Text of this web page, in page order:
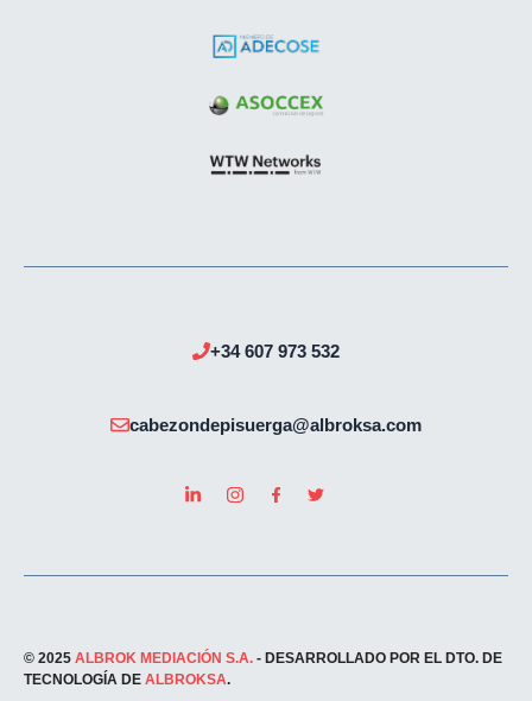
+34 607 973 532
cabezondepisuerga@albroksa.com
© 2025 ALBROK MEDIACIÓN S.A. - DESARROLLADO POR EL DTO. DE
TECNOLOGÍA DE ALBROKSA.